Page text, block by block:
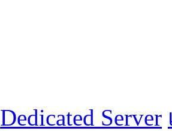
Dedicated Server